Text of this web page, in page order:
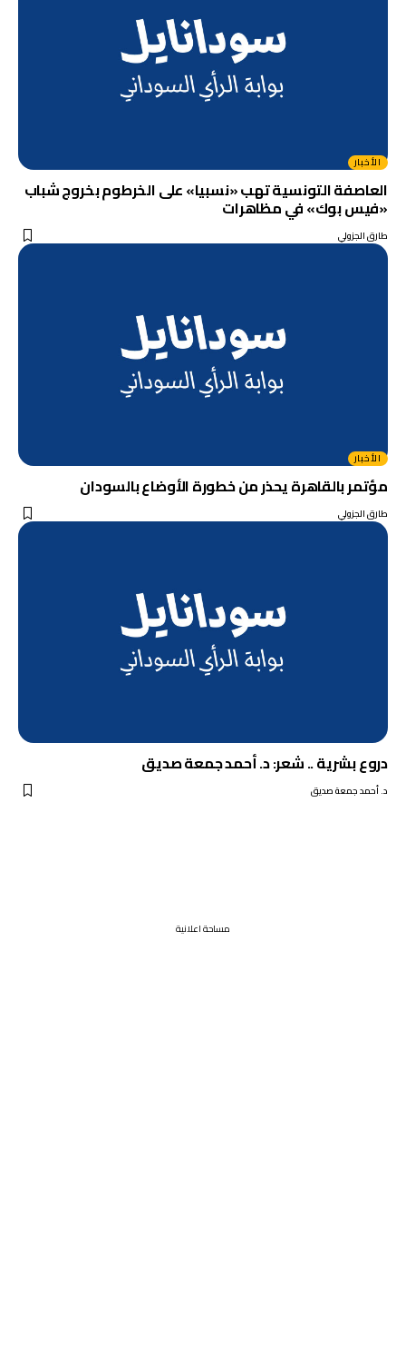
الأخبار
العاصفة التونسية تهب «نسبيا» على الخرطوم بخروج شباب
«فيس بوك» في مظاهرات
طارق الجزولي
الأخبار
مؤتمر بالقاهرة يحذر من خطورة الأوضاع بالسودان
طارق الجزولي
دروع بشرية .. شعر: د. أحمد جمعة صديق
د. أحمد جمعة صديق
مساحة اعلانية